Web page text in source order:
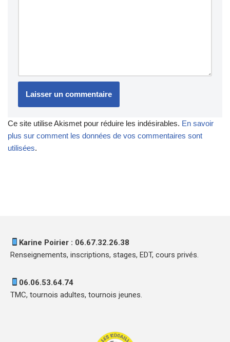
Ce site utilise Akismet pour réduire les indésirables. En savoir
plus sur comment les données de vos commentaires sont
utilisées.
Karine Poirier : 06.67.32.26.38
Renseignements, inscriptions, stages, EDT, cours privés.
06.06.53.64.74
TMC, tournois adultes, tournois jeunes.